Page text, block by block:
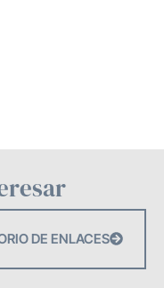
DE ENLACES